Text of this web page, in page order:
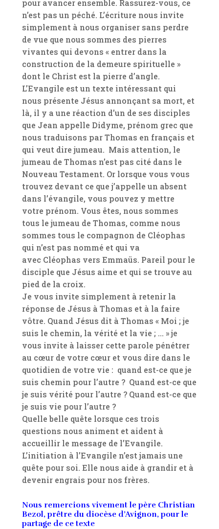
pour avancer ensemble. Rassurez-vous, ce
n’est pas un péché. L’écriture nous invite
simplement à nous organiser sans perdre
de vue que nous sommes des pierres
vivantes qui devons « entrer dans la
construction de la demeure spirituelle »
dont le Christ est la pierre d’angle.
L’Evangile est un texte intéressant qui
nous présente Jésus annonçant sa mort, et
là, il y a une réaction d’un de ses disciples
que Jean appelle Didyme, prénom grec que
nous traduisons par Thomas en français et
qui veut dire jumeau. Mais attention, le
jumeau de Thomas n’est pas cité dans le
Nouveau Testament. Or lorsque vous vous
trouvez devant ce que j’appelle un absent
dans l’évangile, vous pouvez y mettre
votre prénom. Vous êtes, nous sommes
tous le jumeau de Thomas, comme nous
sommes tous le compagnon de Cléophas
qui n’est pas nommé et qui va
avec Cléophas vers Emmaüs. Pareil pour le
disciple que Jésus aime et qui se trouve au
pied de la croix.
Je vous invite simplement à retenir la
réponse de Jésus à Thomas et à la faire
vôtre. Quand Jésus dit à Thomas « Moi ; je
suis le chemin, la vérité et la vie ; … » je
vous invite à laisser cette parole pénétrer
au cœur de votre cœur et vous dire dans le
quotidien de votre vie : quand est-ce que je
suis chemin pour l’autre ? Quand est-ce que
je suis vérité pour l’autre ? Quand est-ce que
je suis vie pour l’autre ?
Quelle belle quête lorsque ces trois
questions nous animent et aident à
accueillir le message de l’Evangile.
L’initiation à l’Evangile n’est jamais une
quête pour soi. Elle nous aide à grandir et à
devenir engrais pour nos frères.
Nous remercions vivement le père Christian
Bezol, prêtre du diocèse d’Avignon, pour le
partage de ce texte